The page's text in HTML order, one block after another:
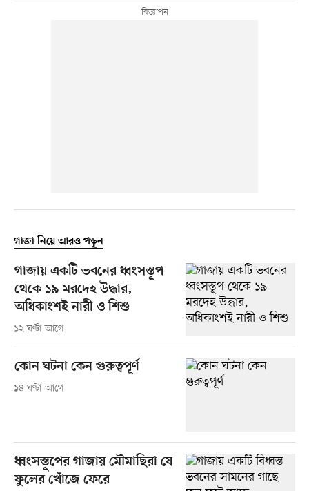
গাজা নিয়ে আরও পড়ুন
গাজায় একটি ভবনের ধ্বংসস্তূপ
থেকে ১৯ মরদেহ উদ্ধার,
অধিকাংশই নারী ও শিশু
১২ ঘণ্টা আগে
কোন ঘটনা কেন গুরুত্বপূর্ণ
১৪ ঘণ্টা আগে
ধ্বংসস্তূপের গাজায় মৌমাছিরা যে
ফুলের খোঁজে ফেরে